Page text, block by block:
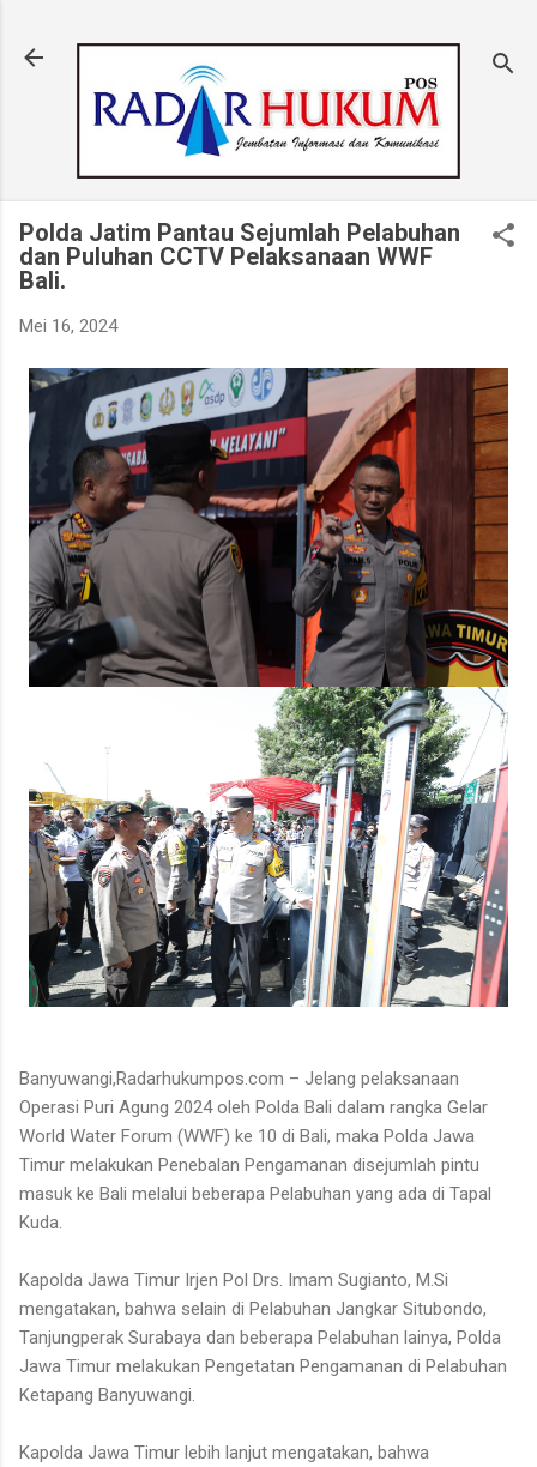
Polda Jatim Pantau Sejumlah Pelabuhan
dan Puluhan CCTV Pelaksanaan WWF
Bali.
Mei 16, 2024
Banyuwangi,Radarhukumpos.com – Jelang pelaksanaan
Operasi Puri Agung 2024 oleh Polda Bali dalam rangka Gelar
World Water Forum (WWF) ke 10 di Bali, maka Polda Jawa
Timur melakukan Penebalan Pengamanan disejumlah pintu
masuk ke Bali melalui beberapa Pelabuhan yang ada di Tapal
Kuda.
Kapolda Jawa Timur Irjen Pol Drs. Imam Sugianto, M.Si
mengatakan, bahwa selain di Pelabuhan Jangkar Situbondo,
Tanjungperak Surabaya dan beberapa Pelabuhan lainya, Polda
Jawa Timur melakukan Pengetatan Pengamanan di Pelabuhan
Ketapang Banyuwangi.
Kapolda Jawa Timur lebih lanjut mengatakan, bahwa